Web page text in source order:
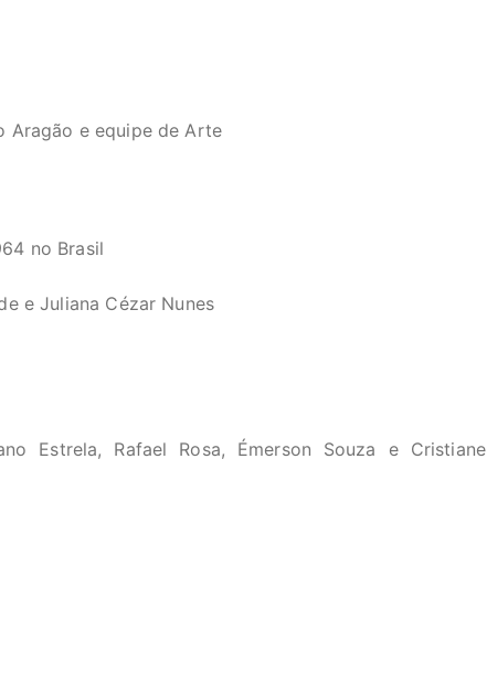
Aragão e equipe de Arte
no Brasil
e Juliana Cézar Nunes
Estrela, Rafael Rosa, Émerson Souza e Cristiane